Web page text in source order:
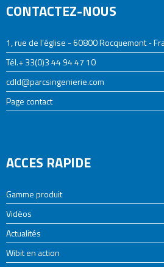
CONTACTEZ-NOUS
1, rue de l’église - 60800 Rocquemont -
Tél.+ 33(0)3 44 94 47 10
cdld@parcsingenierie.com
Page contact
ACCES RAPIDE
Gamme produit
Vidéos
Actualités
Wibit en action